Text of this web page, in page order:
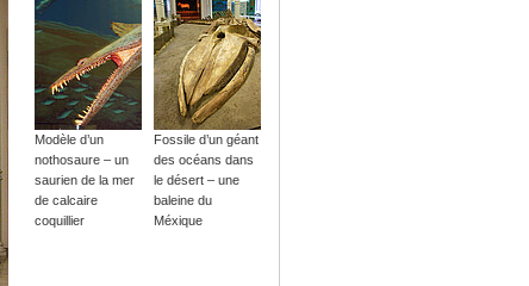
Modèle d’un
nothosaure – un
saurien de la mer
de calcaire
coquillier
Fossile d’un géant
des océans dans
le désert – une
baleine du
Méxique